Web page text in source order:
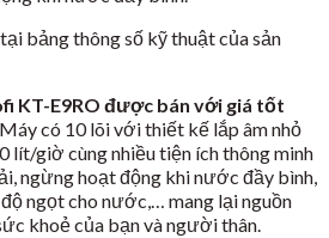
bảng thông số kỹ thuật của sản
KT-E9RO được bán với giá tốt
Máy có​ 10 lõi với thiết kế lắp âm nhỏ
lít/giờ cùng nhiều tiện ích thông minh
ngừng hoạt động khi nước đầy bình,
ngọt cho nước,… mang lại nguồn
khoẻ của bạn và người thân.